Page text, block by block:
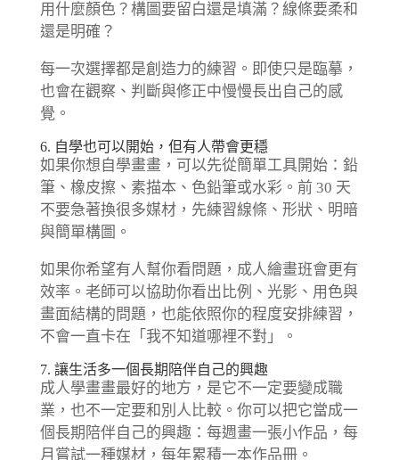
用什麼顏色？構圖要留白還是填滿？線條要柔和
還是明確？
每一次選擇都是創造力的練習。即使只是臨摹，
也會在觀察、判斷與修正中慢慢長出自己的感
覺。
6. 自學也可以開始，但有人帶會更穩
如果你想自學畫畫，可以先從簡單工具開始：鉛
筆、橡皮擦、素描本、色鉛筆或水彩。前 30 天
不要急著換很多媒材，先練習線條、形狀、明暗
與簡單構圖。
如果你希望有人幫你看問題，成人繪畫班會更有
效率。老師可以協助你看出比例、光影、用色與
畫面結構的問題，也能依照你的程度安排練習，
不會一直卡在「我不知道哪裡不對」。
7. 讓生活多一個長期陪伴自己的興趣
成人學畫畫最好的地方，是它不一定要變成職
業，也不一定要和別人比較。你可以把它當成一
個長期陪伴自己的興趣：每週畫一張小作品，每
月嘗試一種媒材，每年累積一本作品冊。